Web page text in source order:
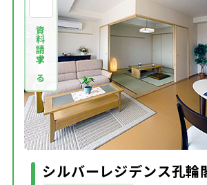
資料請求する
シルバーレジデンス孔輪